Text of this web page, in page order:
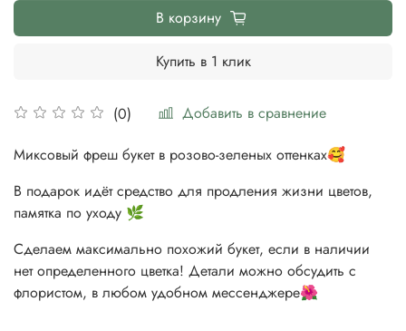
(0) Добавить в сравнение
В корзину
Купить в 1 клик
Миксовый фреш букет в розово-зеленых оттенках🥰
В подарок идёт средство для продления жизни цветов,
памятка по уходу 🌿
Сделаем максимально похожий букет, если в наличии
нет определенного цветка! Детали можно обсудить с
флористом, в любом удобном мессенджере🌺